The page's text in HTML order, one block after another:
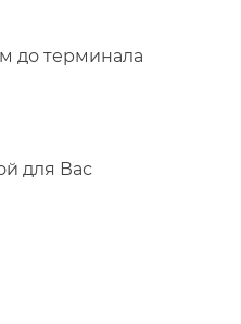
до терминала
для Вас